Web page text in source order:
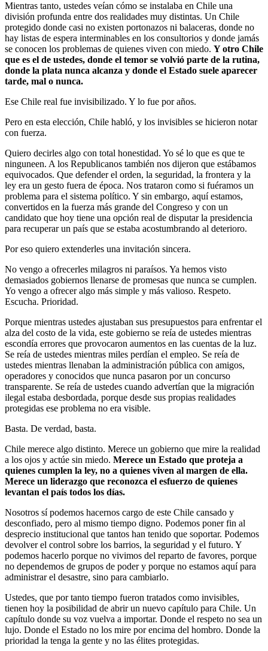
Mientras tanto, ustedes veían cómo se instalaba en Chile una
división profunda entre dos realidades muy distintas. Un Chile
protegido donde casi no existen portonazos ni balaceras, donde no
hay listas de espera interminables en los consultorios y donde jamás
se conocen los problemas de quienes viven con miedo. Y otro Chile
que es el de ustedes, donde el temor se volvió parte de la rutina,
donde la plata nunca alcanza y donde el Estado suele aparecer
tarde, mal o nunca.
Ese Chile real fue invisibilizado. Y lo fue por años.
Pero en esta elección, Chile habló, y los invisibles se hicieron notar
con fuerza.
Quiero decirles algo con total honestidad. Yo sé lo que es que te
ninguneen. A los Republicanos también nos dijeron que estábamos
equivocados. Que defender el orden, la seguridad, la frontera y la
ley era un gesto fuera de época. Nos trataron como si fuéramos un
problema para el sistema político. Y sin embargo, aquí estamos,
convertidos en la fuerza más grande del Congreso y con un
candidato que hoy tiene una opción real de disputar la presidencia
para recuperar un país que se estaba acostumbrando al deterioro.
Por eso quiero extenderles una invitación sincera.
No vengo a ofrecerles milagros ni paraísos. Ya hemos visto
demasiados gobiernos llenarse de promesas que nunca se cumplen.
Yo vengo a ofrecer algo más simple y más valioso. Respeto.
Escucha. Prioridad.
Porque mientras ustedes ajustaban sus presupuestos para enfrentar el
alza del costo de la vida, este gobierno se reía de ustedes mientras
escondía errores que provocaron aumentos en las cuentas de la luz.
Se reía de ustedes mientras miles perdían el empleo. Se reía de
ustedes mientras llenaban la administración pública con amigos,
operadores y conocidos que nunca pasaron por un concurso
transparente. Se reía de ustedes cuando advertían que la migración
ilegal estaba desbordada, porque desde sus propias realidades
protegidas ese problema no era visible.
Basta. De verdad, basta.
Chile merece algo distinto. Merece un gobierno que mire la realidad
a los ojos y actúe sin miedo. Merece un Estado que proteja a
quienes cumplen la ley, no a quienes viven al margen de ella.
Merece un liderazgo que reconozca el esfuerzo de quienes
levantan el país todos los días.
Nosotros sí podemos hacernos cargo de este Chile cansado y
desconfiado, pero al mismo tiempo digno. Podemos poner fin al
desprecio institucional que tantos han tenido que soportar. Podemos
devolver el control sobre los barrios, la seguridad y el futuro. Y
podemos hacerlo porque no vivimos del reparto de favores, porque
no dependemos de grupos de poder y porque no estamos aquí para
administrar el desastre, sino para cambiarlo.
Ustedes, que por tanto tiempo fueron tratados como invisibles,
tienen hoy la posibilidad de abrir un nuevo capítulo para Chile. Un
capítulo donde su voz vuelva a importar. Donde el respeto no sea un
lujo. Donde el Estado no los mire por encima del hombro. Donde la
prioridad la tenga la gente y no las élites protegidas.